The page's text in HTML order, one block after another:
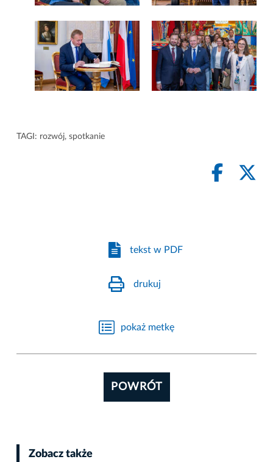
TAGI: rozwój, spotkanie
tekst w PDF
drukuj
pokaż metkę
POWRÓT
Zobacz także